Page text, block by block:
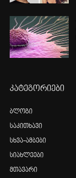
კატეგორიები
ბლოგი
საკითხავი
სხვა-ამბები
სიახლეები
მთავარი